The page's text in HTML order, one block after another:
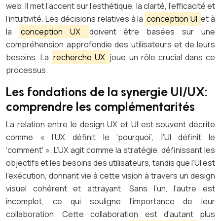
web. Il met l’accent sur l’esthétique, la clarté, l’efficacité et
l’intuitivité. Les décisions relatives à la conception UI et à
la
conception UX
doivent être basées sur une
compréhension approfondie des utilisateurs et de leurs
besoins. La recherche UX joue un rôle crucial dans ce
processus.
Les fondations de la synergie UI/UX:
comprendre les complémentarités
La relation entre le design UX et UI est souvent décrite
comme « l’UX définit le ‘pourquoi’, l’UI définit le
‘comment' ». L’UX agit comme la stratégie, définissant les
objectifs et les besoins des utilisateurs, tandis que l’UI est
l’exécution, donnant vie à cette vision à travers un design
visuel cohérent et attrayant. Sans l’un, l’autre est
incomplet, ce qui souligne l’importance de leur
collaboration. Cette collaboration est d’autant plus